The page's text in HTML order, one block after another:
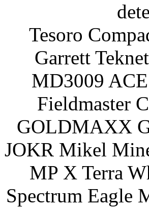
Tesoro
Garrett
MD3009
Fieldmaster
GOLDMAXX
JOKR Mikel
MP X Terra
Spectrum Eagle